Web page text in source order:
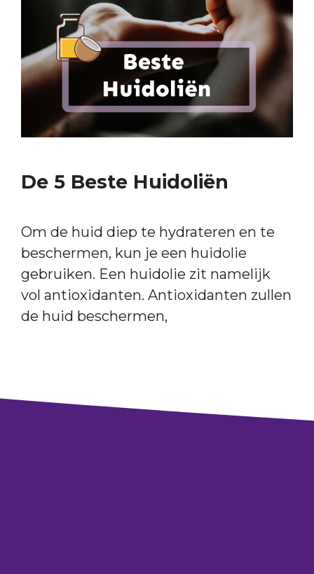
De 5 Beste Huidoliën
Om de huid diep te hydrateren en te
beschermen, kun je een huidolie
gebruiken. Een huidolie zit namelijk
vol antioxidanten. Antioxidanten zullen
de huid beschermen,